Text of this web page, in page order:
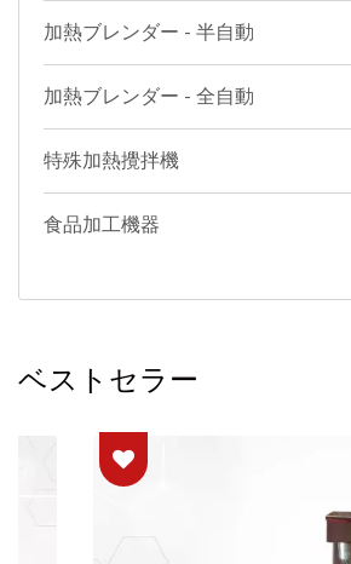
加熱ブレンダー - 半自動
加熱ブレンダー - 全自動
特殊加熱攪拌機
食品加工機器
ベストセラー